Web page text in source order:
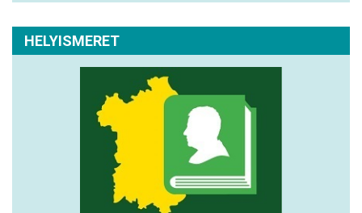
HELYISMERET